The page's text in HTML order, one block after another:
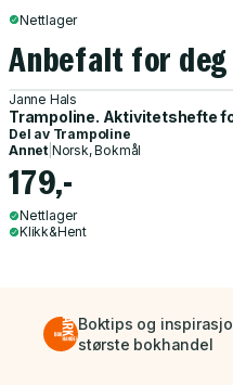
Nettlager
Anbefalt for deg
Janne Hals
Trampoline. Aktivitetshefte
Del av Trampoline
Annet Norsk, Bokmål
179,-
Nettlager
Klikk&Hent
Boktips og
største bokhandel